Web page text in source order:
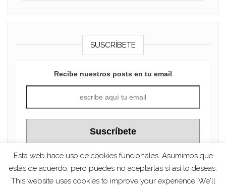
SUSCRÍBETE
Recibe nuestros posts en tu email
Esta web hace uso de cookies funcionales. Asumimos que
estás de acuerdo, pero puedes no aceptarlas si así lo deseas.
This website uses cookies to improve your experience. We'll